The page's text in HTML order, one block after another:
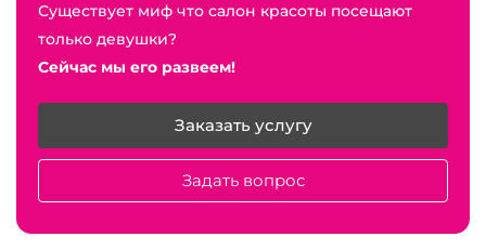
Существует миф что салон красоты посещают
только девушки?
Сейчас мы его развеем!
Заказать услугу
Задать вопрос